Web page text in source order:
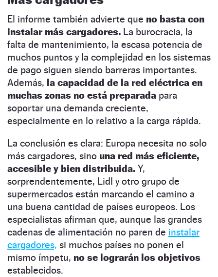
El informe también advierte que no basta con
instalar más cargadores. La burocracia, la
falta de mantenimiento, la escasa potencia de
muchos puntos y la complejidad en los sistemas
de pago siguen siendo barreras importantes.
Además, la capacidad de la red eléctrica en
muchas zonas no está preparada para
soportar una demanda creciente,
especialmente en lo relativo a la carga rápida.
La conclusión es clara: Europa necesita no solo
más cargadores, sino una red más eficiente,
accesible y bien distribuida. Y,
sorprendentemente, Lidl y otro grupo de
supermercados están marcando el camino a
una buena cantidad de países europeos. Los
especialistas afirman que, aunque las grandes
cadenas de alimentación no paren de instalar
cargadores, si muchos países no ponen el
mismo ímpetu, no se lograrán los objetivos
establecidos.